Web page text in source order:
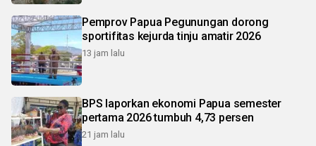
Pemprov Papua Pegunungan dorong
sportifitas kejurda tinju amatir 2026
13 jam lalu
BPS laporkan ekonomi Papua semester
pertama 2026 tumbuh 4,73 persen
21 jam lalu